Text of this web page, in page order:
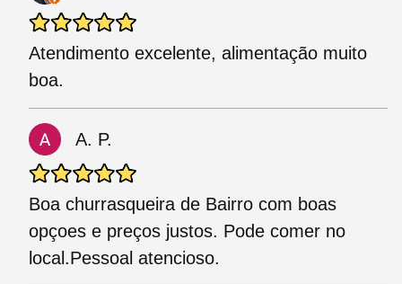
Atendimento excelente, alimentação muito
boa.
A. P.
Boa churrasqueira de Bairro com boas
opçoes e preços justos. Pode comer no
local.Pessoal atencioso.